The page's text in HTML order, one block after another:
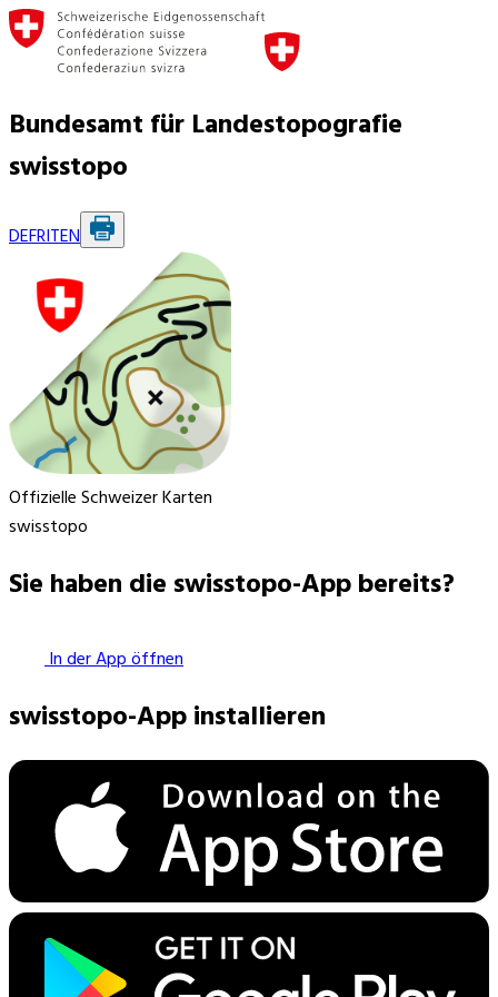
Bundesamt für Landestopografie
swisstopo
DEFRITEN
Offizielle Schweizer Karten
swisstopo
Sie haben die swisstopo-App bereits?
In der App öffnen
swisstopo-App installieren